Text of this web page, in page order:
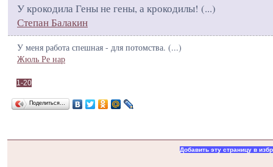
У крокодила Гены не гены, а крокодилы! (...)
Степан Балакин
У меня работа спешная - для потомства. (...)
Жюль Ре нар
1-20
Поделиться…
Добавить эту страницу в